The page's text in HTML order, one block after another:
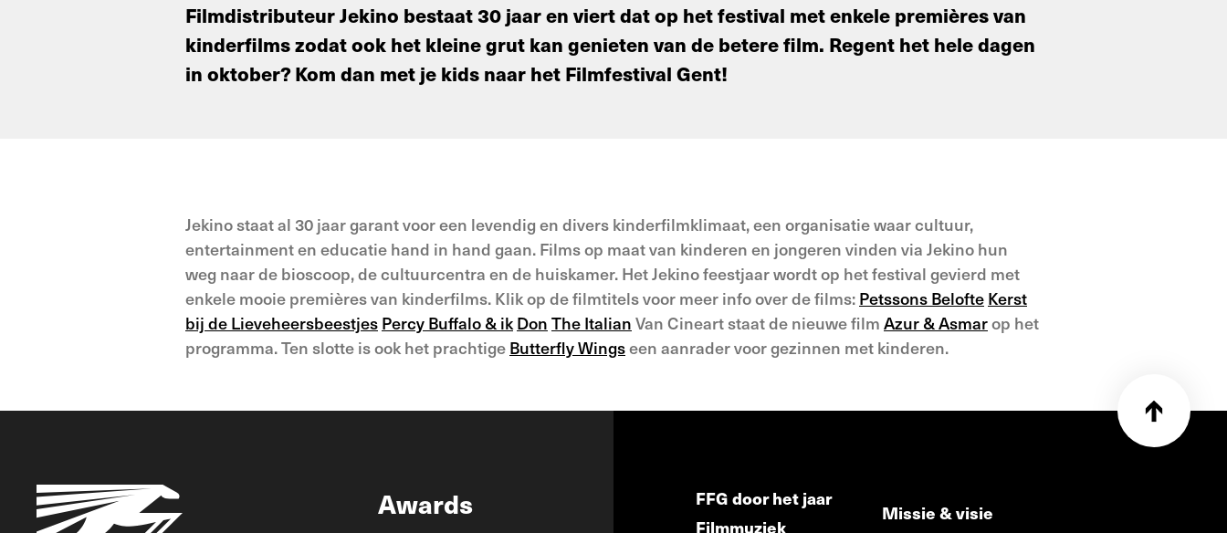
Filmdistributeur Jekino bestaat 30 jaar en viert dat op het festival met enkele premières van
kinderfilms zodat ook het kleine grut kan genieten van de betere film. Regent het hele dagen
in oktober? Kom dan met je kids naar het Filmfestival Gent!
Jekino staat al 30 jaar garant voor een levendig en divers kinderfilmklimaat, een organisatie waar cultuur,
entertainment en educatie hand in hand gaan. Films op maat van kinderen en jongeren vinden via Jekino hun
weg naar de bioscoop, de cultuurcentra en de huiskamer. Het Jekino feestjaar wordt op het festival gevierd met
enkele mooie premières van kinderfilms. Klik op de filmtitels voor meer info over de films: Petssons Belofte Kerst
bij de Lieveheersbeestjes Percy Buffalo & ik Don The Italian Van Cineart staat de nieuwe film Azur & Asmarop het
programma. Ten slotte is ook het prachtige Butterfly Wingseen aanrader voor gezinnen met kinderen.
Awards
FFG door het jaar
Filmmuziek
Missie & visie